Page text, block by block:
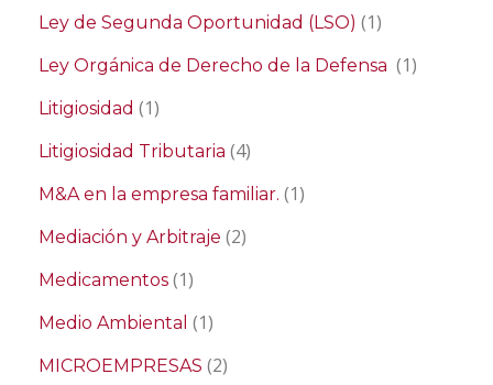
Ley de Segunda Oportunidad (LSO) (1)
Ley Orgánica de Derecho de la Defensa (1)
Litigiosidad (1)
Litigiosidad Tributaria (4)
M&A en la empresa familiar. (1)
Mediación y Arbitraje (2)
Medicamentos (1)
Medio Ambiental (1)
MICROEMPRESAS (2)